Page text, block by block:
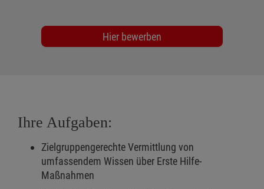
Hier bewerben
Ihre Aufgaben:
Zielgruppengerechte Vermittlung von
umfassendem Wissen über Erste Hilfe-
Maßnahmen